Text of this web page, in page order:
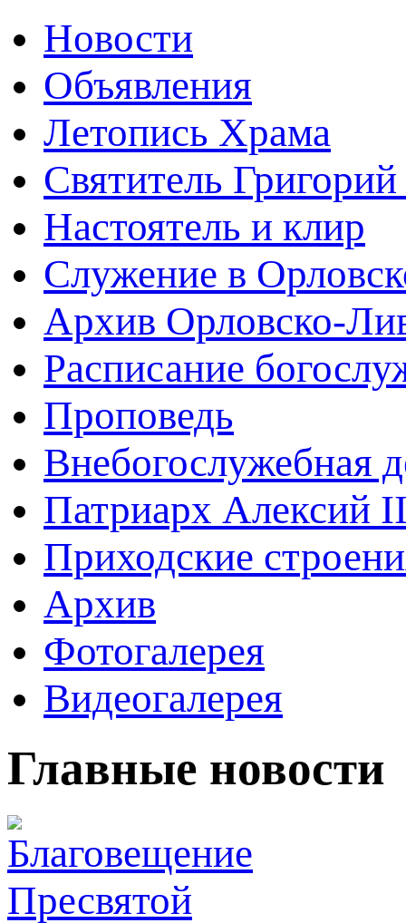
Новости
Объявления
Летопись Храма
Святитель
Настоятель и клир
Служение в
Архив Орловско-
Расписание
Проповедь
Внебогослужебная
Патриарх Алексий
Приходские
Архив
Фотогалерея
Видеогалерея
Главные новости